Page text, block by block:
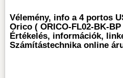
Vélemény, info a 4 portos
Orico ( ORICO-FL02-BK-
Értékelés, információk,
Számítástechnika online